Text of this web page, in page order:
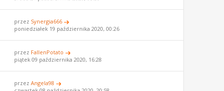
przez Synergia666
poniedziałek 19 października 2020, 00:26
przez FallenPotato
piątek 09 października 2020, 16:28
przezAngela98